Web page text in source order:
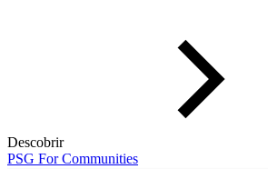
Descobrir
PSG For Communities